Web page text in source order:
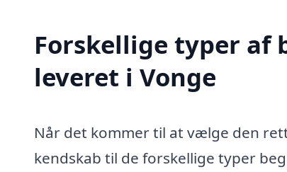
Forskellige typer af
leveret i Vonge
Når det kommer til at vælge den
kendskab til de forskellige typer